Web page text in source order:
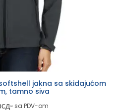
softshell jakna sa skidajućom
tamno siva
~ sa PDV-om